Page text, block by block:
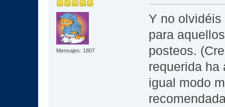
Mensajes: 1807
Y no
para
posteos.
requerida ha
igual modo